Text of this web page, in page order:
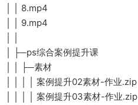
│ │ 8.mp4
│ │ 9.mp4
│ ├─ps综合案例提升课
│ │ ├─素材
│ │ │ │ 案例提升02素材-作业.zip
│ │ │ │ 案例提升03素材-作业.zip